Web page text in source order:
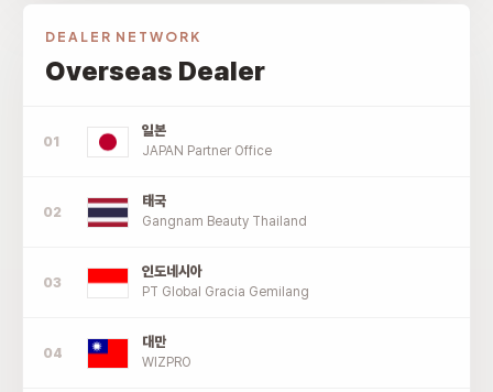
DEALER NETWORK
Overseas Dealer
일본
JAPAN Partner Office
태국
Gangnam Beauty Thailand
인도네시아
PT Global Gracia Gemilang
대만
WIZPRO